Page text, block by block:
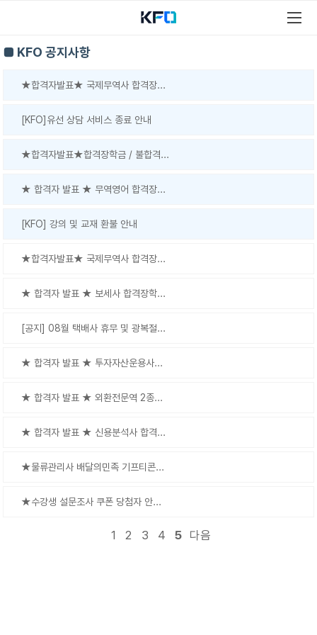
■ KFO 공지사항
★합격자발표★ 국제무역사 합격장...
[KFO]유선 상담 서비스 종료 안내
★합격자발표★합격장학금 / 불합격...
★ 합격자 발표 ★ 무역영어 합격장...
[KFO] 강의 및 교재 환불 안내
★합격자발표★ 국제무역사 합격장...
★ 합격자 발표 ★ 보세사 합격장학...
[공지] 08월 택배사 휴무 및 광복절...
★ 합격자 발표 ★ 투자자산운용사...
★ 합격자 발표 ★ 외환전문역 2종...
★ 합격자 발표 ★ 신용분석사 합격...
★물류관리사 배달의민족 기프티콘...
★수강생 설문조사 쿠폰 당첨자 안...
1 2 3 4 5 다음